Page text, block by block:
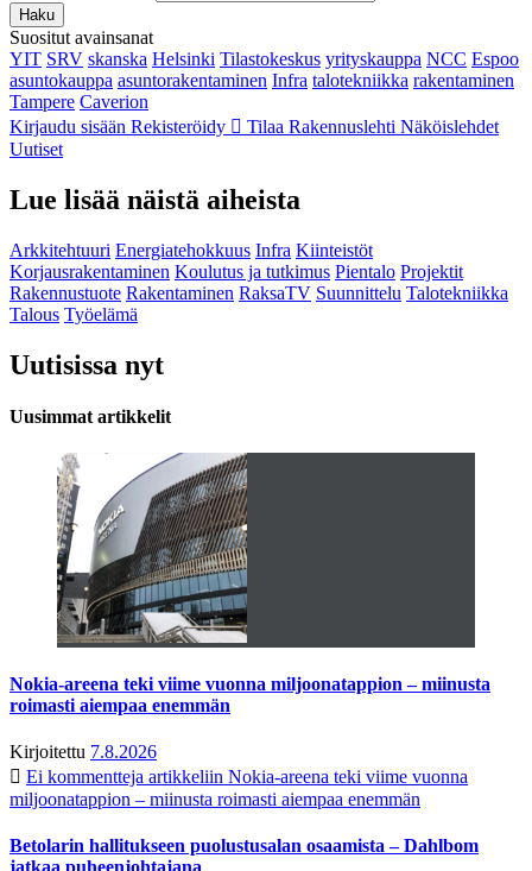
Haku
Suositut avainsanat
YIT SRV skanska Helsinki Tilastokeskus yrityskauppa NCC Espoo
asuntokauppa asuntorakentaminen Infra talotekniikka rakentaminen
Tampere Caverion
Kirjaudu sisään Rekisteröidy Tilaa Rakennuslehti Näköislehdet
Uutiset
Lue lisää näistä aiheista
Arkkitehtuuri Energiatehokkuus Infra Kiinteistöt
Korjausrakentaminen Koulutus ja tutkimus Pientalo Projektit
Rakennustuote Rakentaminen RaksaTV Suunnittelu Talotekniikka
Talous Työelämä
Uutisissa nyt
Uusimmat artikkelit
Nokia-areena teki viime vuonna miljoonatappion – miinusta
roimasti aiempaa enemmän
Kirjoitettu 7.8.2026
Ei kommentteja artikkeliin Nokia-areena teki viime vuonna
miljoonatappion – miinusta roimasti aiempaa enemmän
Betolarin hallitukseen puolustusalan osaamista – Dahlbom
jatkaa puheenjohtajana